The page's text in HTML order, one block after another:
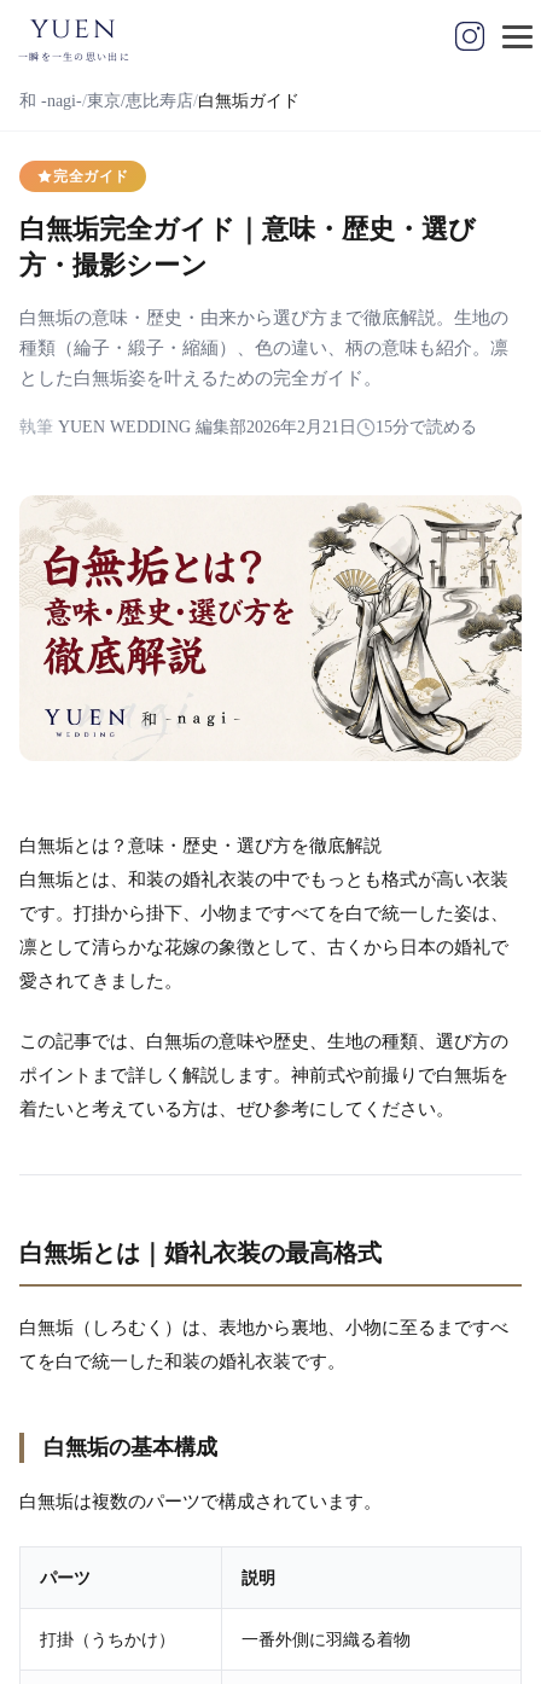
yuen
一瞬を一生の思い出に
和 -nagi- 東京/恵比寿店 白無垢ガイド
完全ガイド
白無垢完全ガイド｜意味・歴史・選び
方・撮影シーン
白無垢の意味・歴史・由来から選び方まで徹底解説。生地の
種類（綸子・緞子・縮緬）、色の違い、柄の意味も紹介。凛
とした白無垢姿を叶えるための完全ガイド。
執筆 YUEN WEDDING 編集部2026年2月21日 15分で読める
白無垢とは？意味・歴史・選び方を徹底解説
白無垢とは、和装の婚礼衣装の中でもっとも格式が高い衣装
です。打掛から掛下、小物まですべてを白で統一した姿は、
凛として清らかな花嫁の象徴として、古くから日本の婚礼で
愛されてきました。
この記事では、白無垢の意味や歴史、生地の種類、選び方の
ポイントまで詳しく解説します。神前式や前撮りで白無垢を
着たいと考えている方は、ぜひ参考にしてください。
白無垢とは｜婚礼衣装の最高格式
白無垢（しろむく）は、表地から裏地、小物に至るまですべ
てを白で統一した和装の婚礼衣装です。
白無垢の基本構成
白無垢は複数のパーツで構成されています。
パーツ 説明
打掛（うちかけ） 一番外側に羽織る着物